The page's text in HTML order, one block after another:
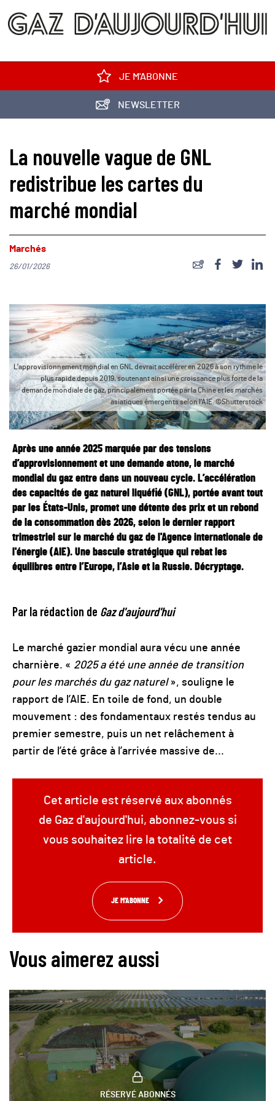
JE M'ABONNE
NEWSLETTER
La nouvelle vague de GNL
redistribue les cartes du
marché mondial
Marchés
26/01/2026
L'approvisionnement mondial en GNL devrait accélérer en 2026 à son rythme le
plus rapide depuis 2019, soutenant ainsi une croissance plus forte de la
demande mondiale de gaz, principalement portée par la Chine et les marchés
asiatiques émergents selon l’AIE. ©Shutterstock
Après une année 2025 marquée par des tensions
d’approvisionnement et une demande atone, le marché
mondial du gaz entre dans un nouveau cycle. L’accélération
des capacités de gaz naturel liquéfié (GNL), portée avant tout
par les États-Unis, promet une détente des prix et un rebond
de la consommation dès 2026, selon le dernier rapport
trimestriel sur le marché du gaz de l'Agence internationale de
l'énergie (AIE). Une bascule stratégique qui rebat les
équilibres entre l’Europe, l’Asie et la Russie. Décryptage.
Par la rédaction de Gaz d'aujourd'hui
Le marché gazier mondial aura vécu une année
charnière. « 2025 a été une année de transition
pour les marchés du gaz naturel», souligne le
rapport de l’AIE. En toile de fond, un double
mouvement : des fondamentaux restés tendus au
premier semestre, puis un net relâchement à
partir de l’été grâce à l’arrivée massive de...
Cet article est réservé aux abonnés
de Gaz d'aujourd'hui, abonnez-vous si
vous souhaitez lire la totalité de cet
article.
JE M'ABONNE
Vous aimerez aussi
RÉSERVÉ ABONNÉS